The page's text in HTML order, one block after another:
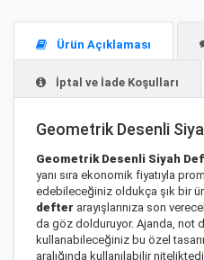
Ürün Açıklaması
İptal ve İade Koşulları
Geometrik Desenli
Geometrik Desenli Siyah
yanı sıra ekonomik fiyatıyla
edebileceğiniz oldukça şık bir
defter arayışlarınıza son
da göz dolduruyor. Ajanda, not
kullanabileceğiniz bu özel
aralığında kullanılabilir